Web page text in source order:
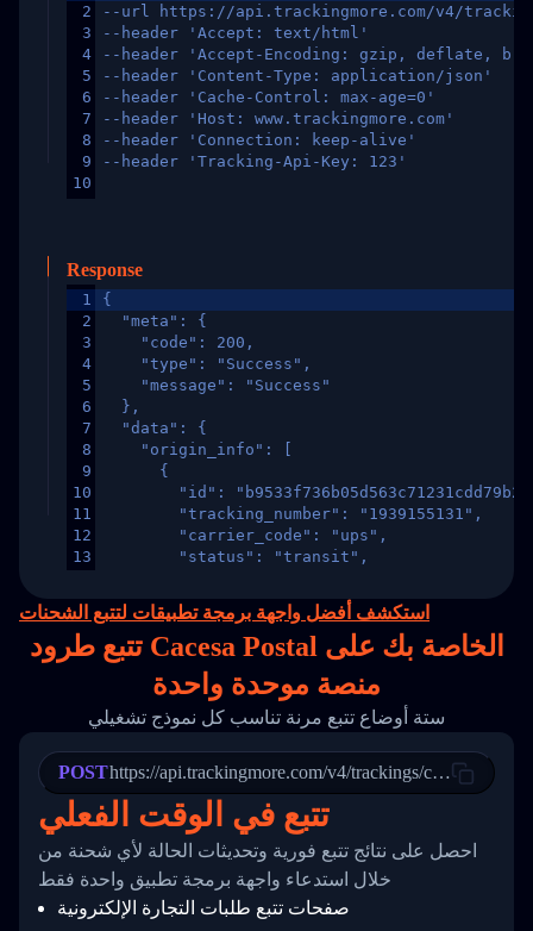
2
3
4
5
6
7
8
9
10
--url https://api.trackingmore.com/v4/trackings/
--header 'Accept: text/html'
--header 'Accept-Encoding: gzip, deflate,
--header 'Content-Type: application/json'
--header 'Cache-Control: max-age=0'
--header 'Host: www.trackingmore.com'
--header 'Connection: keep-alive'
--header 'Tracking-Api-Key: 123'
Response
1
2
3
4
5
6
7
8
9
10
11
12
13
15
16
17
21
22
23
24
25
27
28
29
30
{
  "meta": {
    "code": 200,
    "type": "Success",
    "message": "Success"
  },
  "data": {
    "origin_info": [
      {
"id":
        "tracking_number": "1939155131",
        "carrier_code": "ups",
        "status": "transit",
"destination_country": "United
        "itemTimeLength": 2,
        "weblink": "",
        "phone": null,
        "trackinfo": [
          {
            "Date": "2017-03-08 04: 22: 00",
"StatusDescription": "Departed
"Details": "Departed Facility
          },
          {
            "Date": "2017-03-06 15:28:00",
"StatusDescription": "Shipment
"Details": "BEIJING-
          }
        ]
استكشف أفضل واجهة برمجة تطبيقات لتتبع الشحنات
تتبع طرود Cacesa Postal الخاصة بك على
منصة موحدة واحدة
ستة أوضاع تتبع مرنة تناسب كل نموذج تشغيلي
POSThttps://api.trackingmore.com/v4/trackings/create
تتبع في الوقت الفعلي
احصل على نتائج تتبع فورية وتحديثات الحالة لأي شحنة من
خلال استدعاء واجهة برمجة تطبيق واحدة فقط
صفحات تتبع طلبات التجارة الإلكترونية